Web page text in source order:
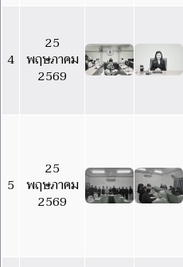
4
25
พฤษภาคม
2569
5
25
พฤษภาคม
2569